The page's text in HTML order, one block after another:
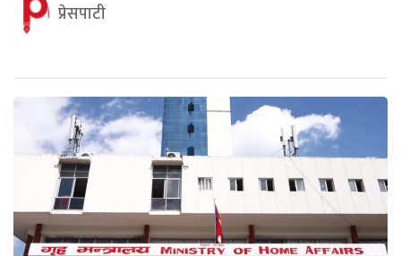
प्रेसपाटी